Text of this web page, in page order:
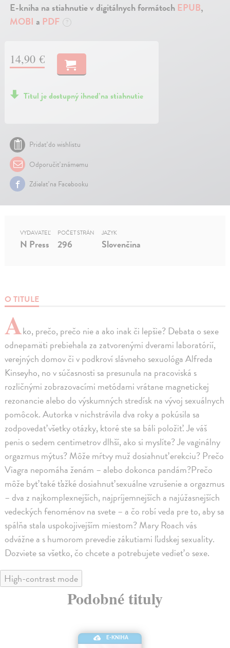
E-kniha na stiahnutie v digitálnych formátoch EPUB,
MOBI a PDF ?
14,90 €
Titul je dostupný ihneď na stiahnutie
Pridať do wishlistu
Odporučiť známemu
Zdielať na Facebooku
O TITULE
Ako, prečo, prečo nie a ako inak či lepšie? Debata o sexe
odnepamäti prebiehala za zatvorenými dverami laboratórií,
verejných domov či v podkroví slávneho sexuológa Alfreda
Kinseyho, no v súčasnosti sa presunula na pracoviská s
rozličnými zobrazovacími metódami vrátane magnetickej
rezonancie alebo do výskumných stredísk na vývoj sexuálnych
pomôcok. Autorka v nichstrávila dva roky a pokúsila sa
zodpovedať všetky otázky, ktoré ste sa báli položiť. Je váš
penis o sedem centimetrov dlhší, ako si myslíte? Je vaginálny
orgazmus mýtus? Môže mŕtvy muž dosiahnuť erekciu? Prečo
Viagra nepomáha ženám – alebo dokonca pandám?Prečo
môže byť také ťažké dosiahnuť sexuálne vzrušenie a orgazmus
– dva z najkomplexnejších, najpríjemnejších a najúžasnejších
vedeckých fenoménov na svete – a čo robí veda pre to, aby sa
spálňa stala uspokojivejším miestom? Mary Roach vás
odvážne a s humorom prevedie zákutiami ľudskej sexuality.
Dozviete sa všetko, čo chcete a potrebujete vedieť o sexe.
VYDAVATEĽ
N Press
POČET STRÁN
296
JAZYK
Slovenčina
High-contrast mode
Podobné tituly
E-KNIHA